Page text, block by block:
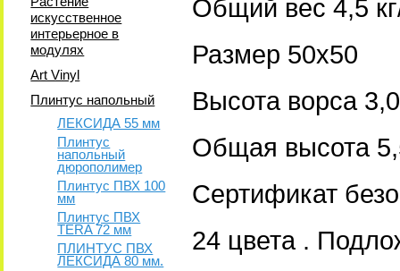
искусственное
интерьерное в
модулях
Art Vinyl
Плинтус напольный
ЛЕКСИДА 55 мм
Плинтус
напольный
дюрополимер
Плинтус ПВХ 100
мм
Плинтус ПВХ
TERA 72 мм
ПЛИНТУС ПВХ
ЛЕКСИДА 80 мм.
Общий вес 4,5
Размер 50х50
Высота ворса
Общая высота
Сертификат
24 цвета .